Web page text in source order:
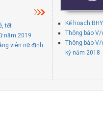
tết
năm 2019
viên nữ định
Kế hoạch
Thông báo
Thông báo
kỳ năm 2018